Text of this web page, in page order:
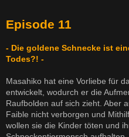
Episode 11
- Die goldene Schnecke ist
Todes?! -
Masahiko hat eine Vorliebe für
entwickelt, wodurch er die
Raufbolden auf sich zieht. Aber
Faible nicht verborgen und
wollen sie die Kinder töten und